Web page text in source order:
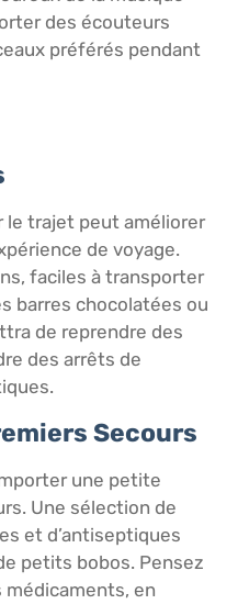
des écouteurs
préférés pendant
le trajet peut améliorer
de voyage.
faciles à transporter
barres chocolatées ou
de reprendre des
des arrêts de
Secours
une petite
Une sélection de
et d’antiseptiques
petits bobos. Pensez
en